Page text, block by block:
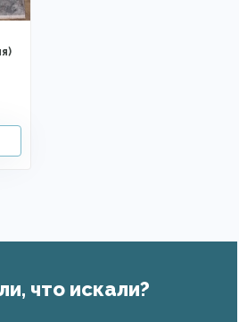
что искали?